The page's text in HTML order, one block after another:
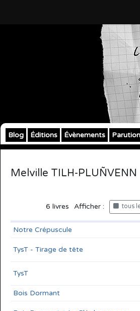
Blog Éditions Évènements
Melville TILH-PLUÑVENN
6 livres Afficher : tous
Notre Crépuscule
TysT - Tirage de tête
TysT
Bois Dormant